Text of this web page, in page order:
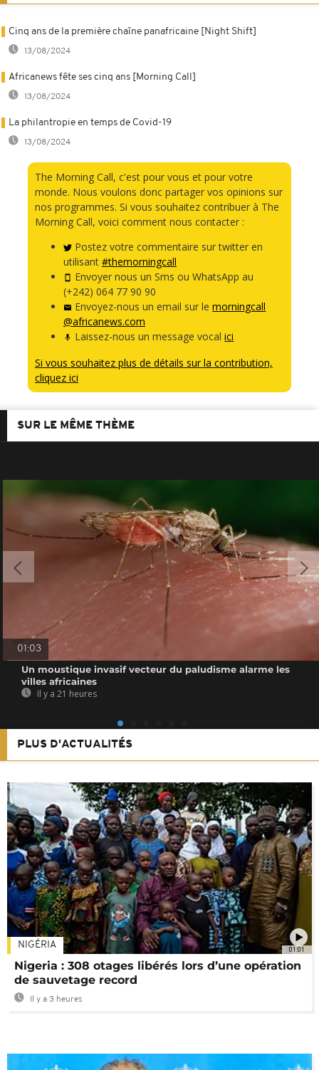
Cinq ans de la première chaîne panafricaine [Night Shift]
13/08/2024
Africanews fête ses cinq ans [Morning Call]
13/08/2024
La philantropie en temps de Covid-19
13/08/2024
The Morning Call, c'est pour vous et pour votre
monde. Nous voulons donc partager vos opinions sur
nos programmes. Si vous souhaitez contribuer à The
Morning Call, voici comment nous contacter :
Postez votre commentaire sur twitter en
utilisant #themorningcall
Envoyer nous un Sms ou WhatsApp au
(+242) 064 77 90 90
Envoyez-nous un email sur lemorningcall
@africanews.com
Laissez-nous un message vocalici
Si vous souhaitez plus de détails sur la contribution,
cliquez ici
SUR LE MÊME THÈME
01:03
Un moustique invasif vecteur du paludisme alarme les
villes africaines
Il y a 21 heures
PLUS D'ACTUALITÉS
01:01
NIGÉRIA
Nigeria : 308 otages libérés lors d’une opération
de sauvetage record
Il y a 3 heures